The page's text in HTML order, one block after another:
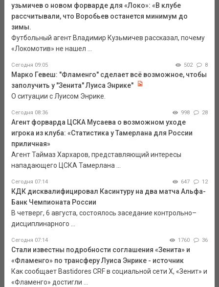
узьмичев о новом форварде для «Локо»: «В клубе
рассчитывали, что Воробьев останется минимум до
зимы.
Футбольный агент Владимир Кузьмичев рассказал, почему
«Локомотив» не нашел ...
Сегодня 09:05 502 8
Марко Гевеш: "Фламенго" сделает всё возможное, чтобы
заполучить у "Зенита" Луиса Энрике"
О ситуации с Луисом Энрике.
Сегодня 08:36 998 28
Агент форварда ЦСКА Мусаева о возможном уходе
игрока из клуба: «Статистика у Тамерлана для России
приличная»
Агент Таймаз Хархаров, представляющий интересы
нападающего ЦСКА Тамерлана ...
Сегодня 07:14 647 12
КДК дисквалифицировал Касинтуру на два матча Альфа-
Банк Чемпионата России
В четверг, 6 августа, состоялось заседание контрольно–
дисциплинарного ...
Сегодня 07:14 1760 36
Стали известны подробности соглашения «Зенита» и
«Фламенго» по трансферу Луиса Энрике - источник
Как сообщает Bastidores CRF в социальной сети Х, «Зенит» и
«Фламенго» достигли ...